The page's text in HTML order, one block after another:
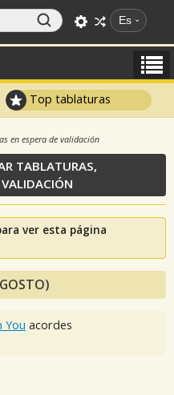
Es
Top tablaturas
en espera de validación
TABLATURAS,
VALIDACIÓN
ver esta página
You acordes